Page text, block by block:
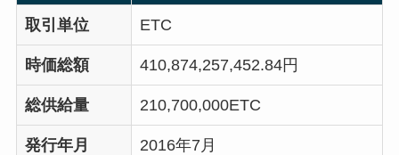
取引単位 ETC
時価総額 410,874,257,452.84円
総供給量 210,700,000ETC
発行年月 2016年7月